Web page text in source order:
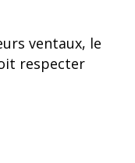
ventaux, le
respecter